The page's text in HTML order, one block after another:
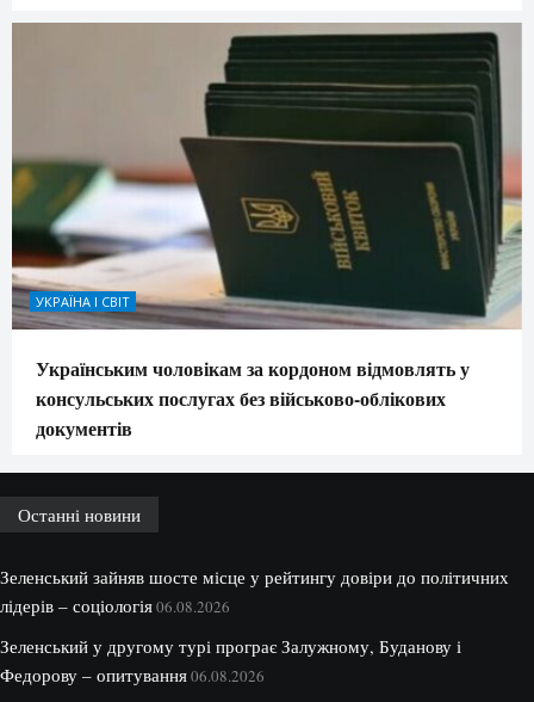
УКРАЇНА І СВІТ
Українським чоловікам за кордоном відмовлять у
консульських послугах без військово-облікових
документів
Останні новини
Зеленський зайняв шосте місце у рейтингу довіри до політичних
лідерів – соціологія06.08.2026
Зеленський у другому турі програє Залужному, Буданову і
Федорову – опитування06.08.2026